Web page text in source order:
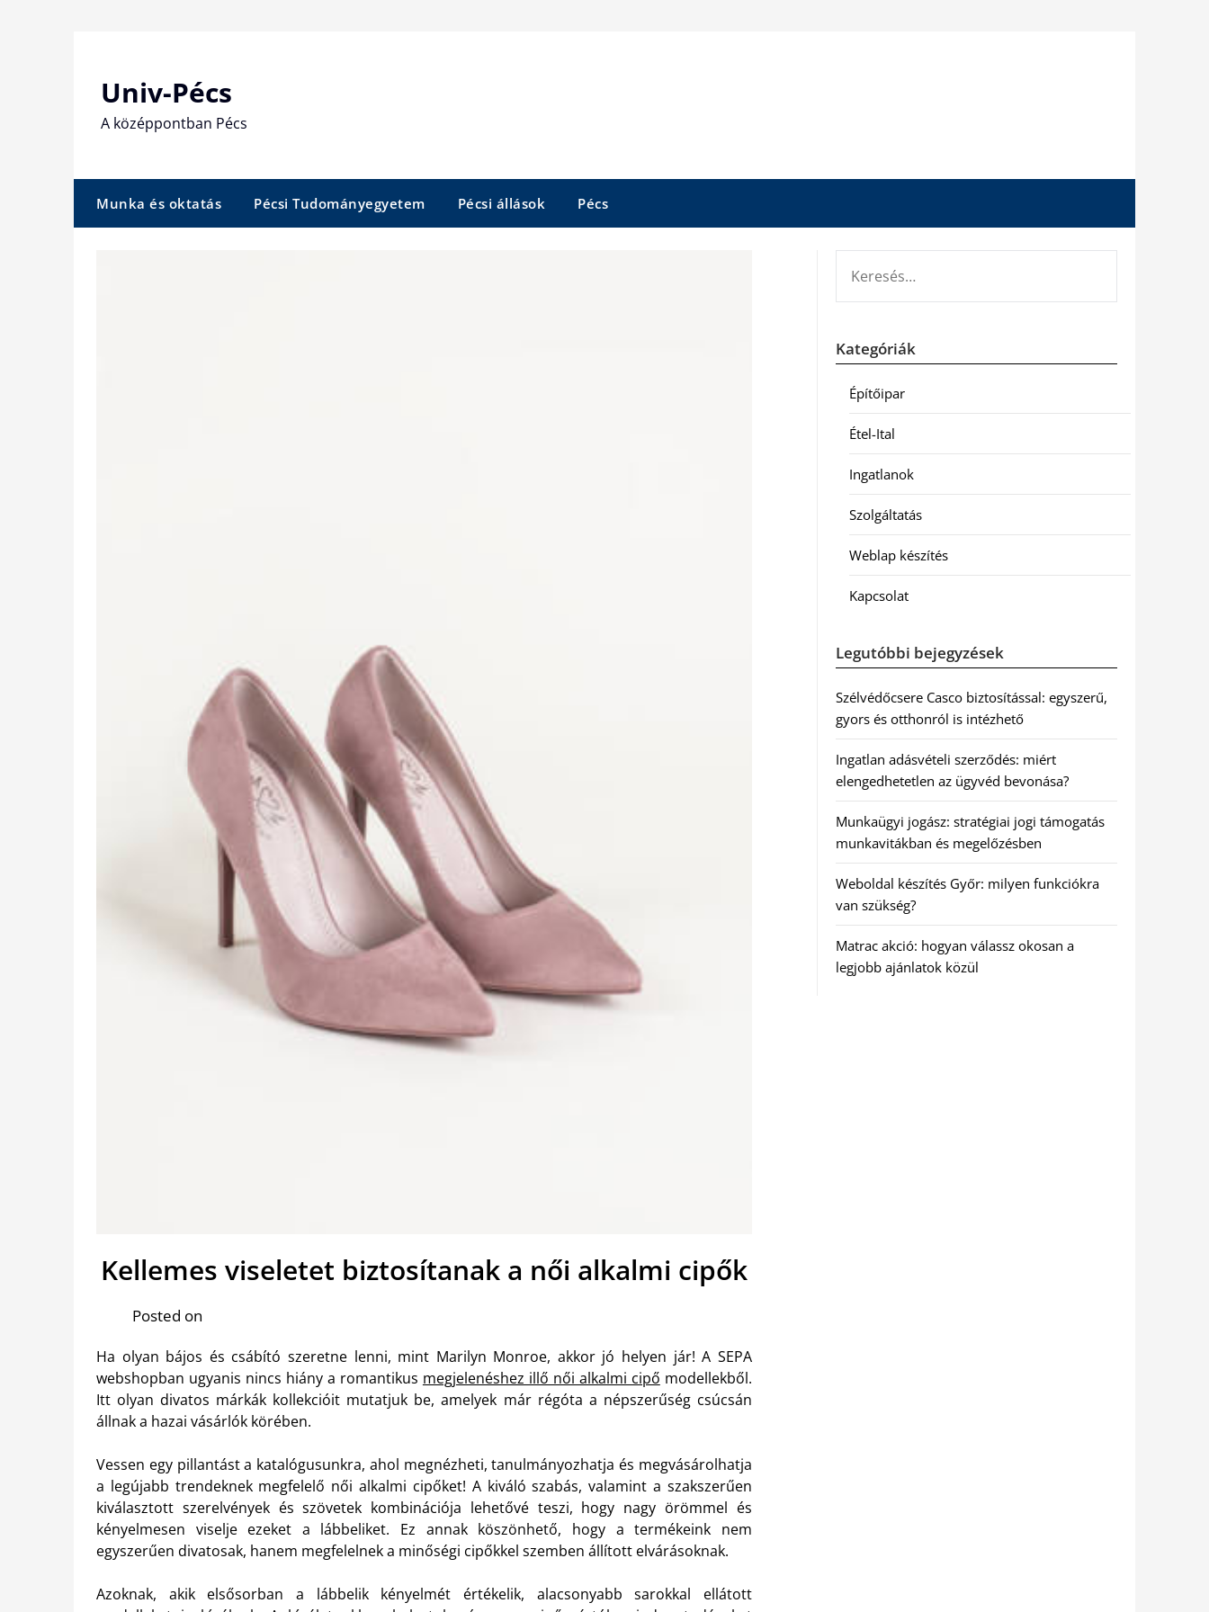
Univ-Pécs
A középpontban Pécs
Munka és oktatás Pécsi Tudományegyetem Pécsi állások Pécs
Kellemes viseletet biztosítanak a női alkalmi cipők
Posted on
Ha olyan bájos és csábító szeretne lenni, mint Marilyn Monroe, akkor jó helyen jár! A SEPA
webshopban ugyanis nincs hiány a romantikus megjelenéshez illő női alkalmi cipő modellekből.
Itt olyan divatos márkák kollekcióit mutatjuk be, amelyek már régóta a népszerűség csúcsán
állnak a hazai vásárlók körében.
Vessen egy pillantást a katalógusunkra, ahol megnézheti, tanulmányozhatja és megvásárolhatja
a legújabb trendeknek megfelelő női alkalmi cipőket! A kiváló szabás, valamint a szakszerűen
kiválasztott szerelvények és szövetek kombinációja lehetővé teszi, hogy nagy örömmel és
kényelmesen viselje ezeket a lábbeliket. Ez annak köszönhető, hogy a termékeink nem
egyszerűen divatosak, hanem megfelelnek a minőségi cipőkkel szemben állított elvárásoknak.
Azoknak, akik elsősorban a lábbelik kényelmét értékelik, alacsonyabb sarokkal ellátott
Kategóriák
Építőipar
Étel-Ital
Ingatlanok
Szolgáltatás
Weblap készítés
Kapcsolat
Legutóbbi bejegyzések
Szélvédőcsere Casco biztosítással: egyszerű,
gyors és otthonról is intézhető
Ingatlan adásvételi szerződés: miért
elengedhetetlen az ügyvéd bevonása?
Munkaügyi jogász: stratégiai jogi támogatás
munkavitákban és megelőzésben
Weboldal készítés Győr: milyen funkciókra
van szükség?
Matrac akció: hogyan válassz okosan a
legjobb ajánlatok közül